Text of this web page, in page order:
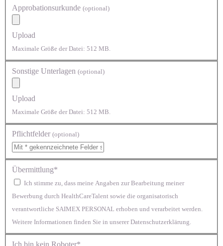
Approbationsurkunde (optional)
Upload
Maximale Größe der Datei: 512 MB.
Sonstige Unterlagen (optional)
Upload
Maximale Größe der Datei: 512 MB.
Pflichtfelder (optional)
Übermittlung*
Ich stimme zu, dass meine Angaben zur Bearbeitung meiner
Bewerbung durch HealthCareTalent sowie die organisatorisch
verantwortliche SAIMEX PERSONAL erhoben und verarbeitet werden.
Weitere Informationen finden Sie in unserer Datenschutzerklärung.
Ich bin kein Roboter*